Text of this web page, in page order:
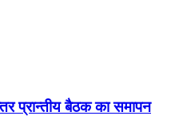
प्रान्तीय बैठक का समापन